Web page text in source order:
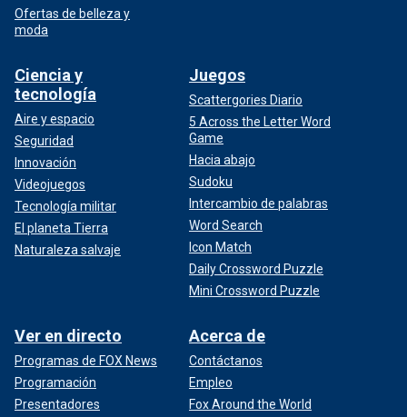
Ofertas de belleza y
moda
Ciencia y
tecnología
Aire y espacio
Seguridad
Innovación
Videojuegos
Tecnología militar
El planeta Tierra
Naturaleza salvaje
Juegos
Scattergories Diario
5 Across the Letter Word
Game
Hacia abajo
Sudoku
Intercambio de palabras
Word Search
Icon Match
Daily Crossword Puzzle
Mini Crossword Puzzle
Ver en directo
Programas de FOX News
Programación
Presentadores
Acerca de
Contáctanos
Empleo
Fox Around the World